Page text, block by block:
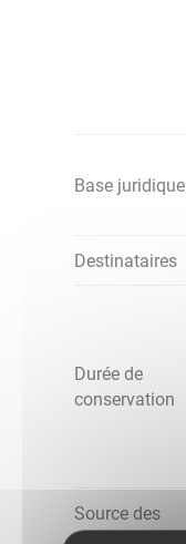
Base juridique
Destinataires
Durée de
conservation
Source des
données